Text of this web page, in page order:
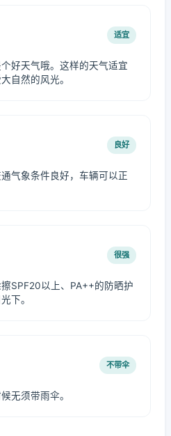
适宜
好天气哦。这样的天气适宜
自然的风光。
良好
气象条件良好，车辆可以正
很强
SPF20以上、PA++的防晒护
下。
不带伞
无须带雨伞。